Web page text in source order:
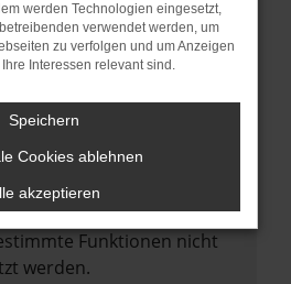
neu.
helfen,
Probleme zu beheben.
dein Browser und dein
auf dem neuesten Stand
birgt nicht nur ein
sondern kann auch dazu
Funktionen nicht
werden.
werden Technologien eingesetzt,
verwendet werden, um
zu verfolgen und um Anzeigen
Interessen relevant sind.
Speichern
Cookies ablehnen
akzeptieren